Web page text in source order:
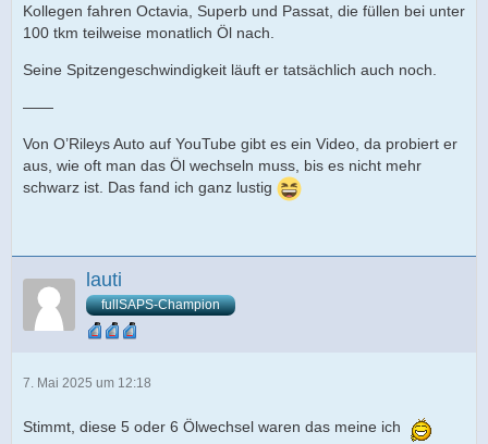
Kollegen fahren Octavia, Superb und Passat, die füllen bei unter
100 tkm teilweise monatlich Öl nach.
Seine Spitzengeschwindigkeit läuft er tatsächlich auch noch.
——
Von O’Rileys Auto auf YouTube gibt es ein Video, da probiert er
aus, wie oft man das Öl wechseln muss, bis es nicht mehr
schwarz ist. Das fand ich ganz lustig
lauti
fullSAPS-Champion
7. Mai 2025 um 12:18
Stimmt, diese 5 oder 6 Ölwechsel waren das meine ich